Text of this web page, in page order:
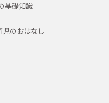
基礎知識
のおはなし